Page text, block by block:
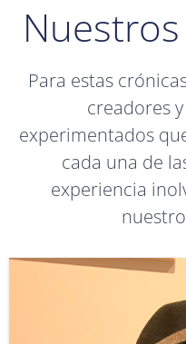
Para estas
creadores
experimentados
cada una de
experiencia